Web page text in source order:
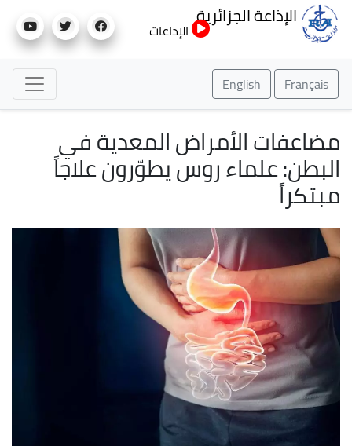
إلى
الإذاعة الجزائرية
الإذاعات
Français
English
مضاعفات الأمراض المعدية في
البطن: علماء روس يطوّرون علاجاً
مبتكراً